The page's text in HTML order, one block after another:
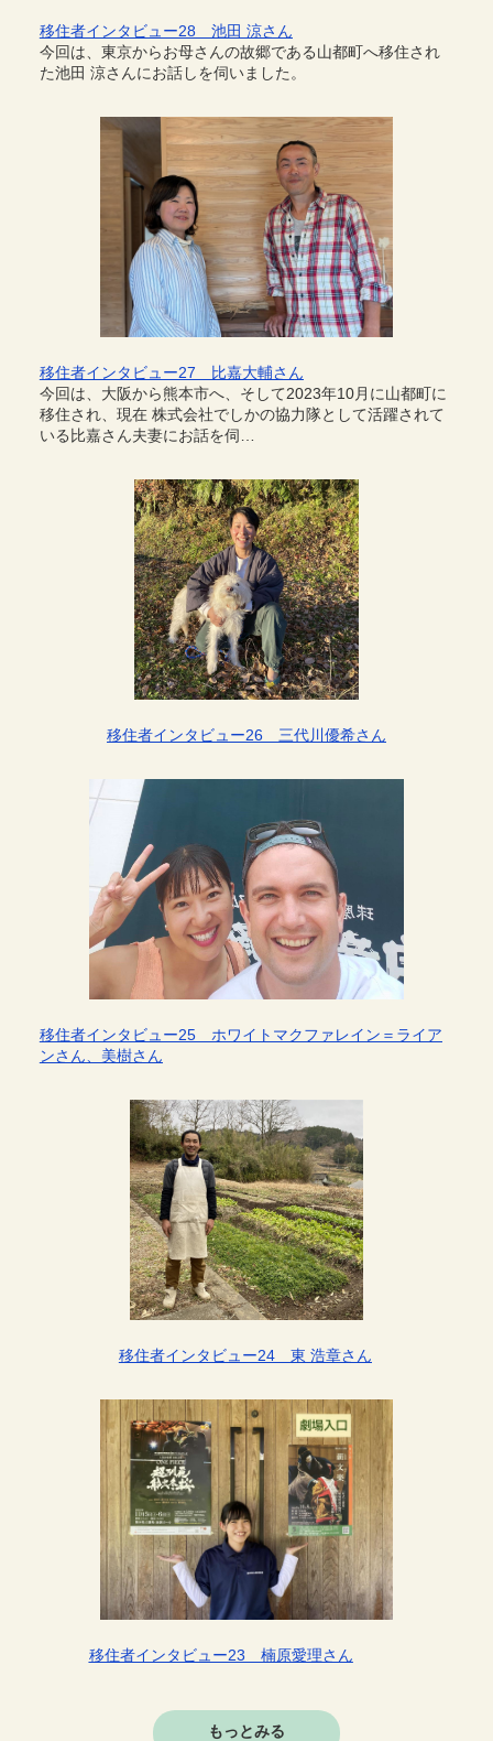
移住者インタビュー28 池田 涼さん
今回は、東京からお母さんの故郷である山都町へ移住され
た池田 涼さんにお話しを伺いました。
移住者インタビュー27 比嘉大輔さん
今回は、大阪から熊本市へ、そして2023年10月に山都町に
移住され、現在 株式会社でしかの協力隊として活躍されて
いる比嘉さん夫妻にお話を伺…
移住者インタビュー26 三代川優希さん
移住者インタビュー25 ホワイトマクファレイン＝ライア
ンさん、美樹さん
移住者インタビュー24 東 浩章さん
移住者インタビュー23 楠原愛理さん
もっとみる